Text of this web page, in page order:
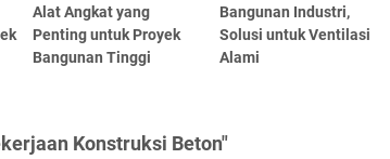
Alat Angkat yang
Penting untuk Proyek
Bangunan Tinggi
Bangunan Industri,
Solusi untuk Ventilasi
Alami
Konstruksi Beton"